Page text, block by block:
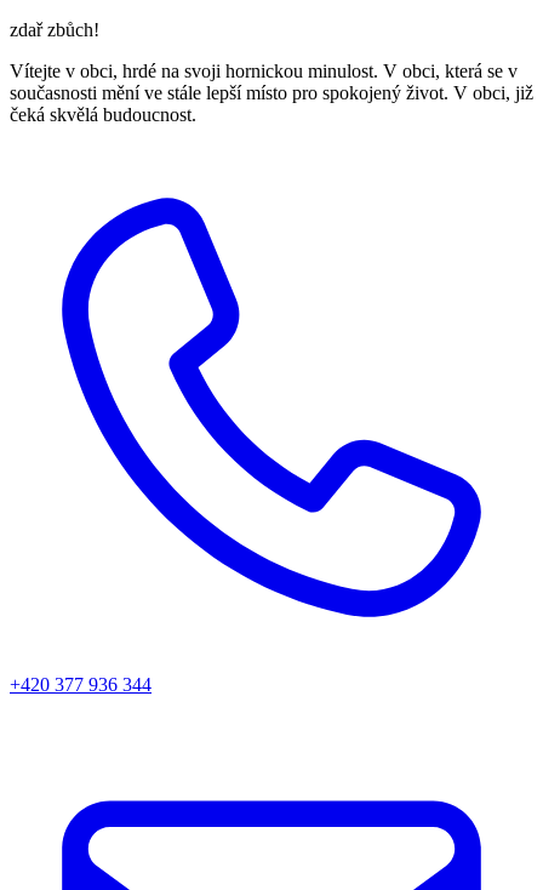
zdař zbůch!
Vítejte v obci, hrdé na svoji hornickou minulost. V obci, která se v
současnosti mění ve stále lepší místo pro spokojený život. V obci, již
čeká skvělá budoucnost.
+420 377 936 344